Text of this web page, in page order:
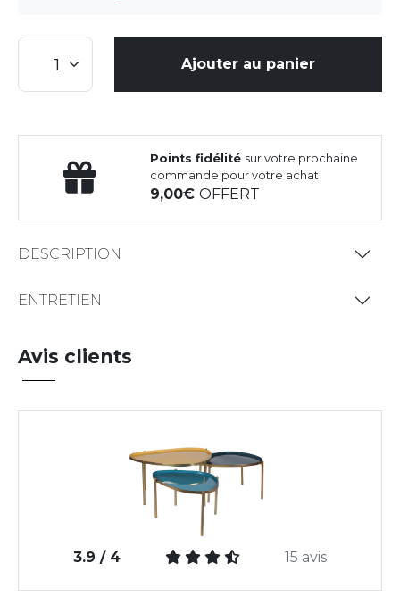
Ajouter au panier
Points fidélité sur votre prochaine
commande pour votre achat
9,00OFFERT
DESCRIPTION
ENTRETIEN
Avis clients
3.9 / 4 15 avis